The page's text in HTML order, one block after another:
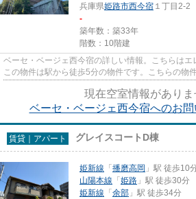
兵庫県姫路市西今宿 １丁目2-2
-
築年数：築33年
階数：10階建
ベーセ・ベージェ西今宿の詳しい情報。こちらはエ
この物件は駅から徒歩5分の物件です。こちらの物
エリアにある賃貸情報のことな...
現在空室情報がありま
ベーセ・ベージェ西今宿へのお
賃貸｜アパート グレイスコートD棟
姫新線 「播磨高岡 」駅 徒歩10
山陽本線 「姫路 」駅 徒歩30分
姫新線 「余部 」駅 徒歩34分